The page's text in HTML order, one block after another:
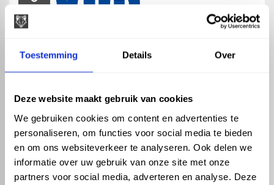
Toestemming Details Over
Deze website maakt gebruik van cookies
We gebruiken cookies om content en advertenties te
personaliseren, om functies voor social media te bieden
en om ons websiteverkeer te analyseren. Ook delen we
informatie over uw gebruik van onze site met onze
partners voor social media, adverteren en analyse. Deze
phone_enabled +31 416 75 02 55
mail info@vosproducts.nl
check_circleDé bouwmarkt van Altena
check_circle Direct uit grote voorraad geleverd met eigen transport
check_circleLevering in NL en BE